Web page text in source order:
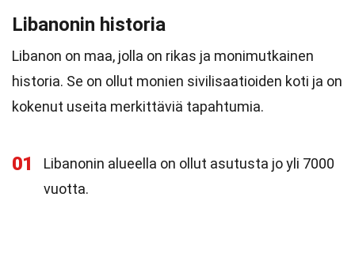
Libanonin historia
Libanon on maa, jolla on rikas ja monimutkainen
historia. Se on ollut monien sivilisaatioiden koti ja on
kokenut useita merkittäviä tapahtumia.
01
Libanonin alueella on ollut asutusta jo yli 7000
vuotta.